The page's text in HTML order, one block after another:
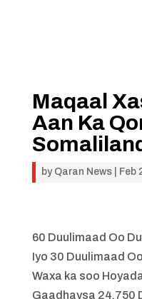
Maqaal
Aan Ka
by Qaran News| Feb
60 Duulimaad Oo
Iyo 30 Duulimaad
Waxa ka soo
Gaadhaysa 24,750